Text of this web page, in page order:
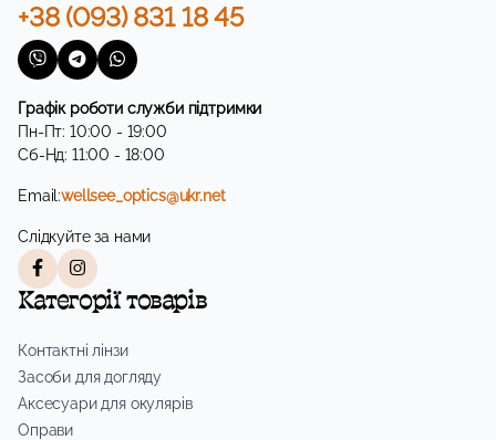
+38 (093) 831 18 45
Графік роботи служби підтримки
Пн-Пт: 10:00 - 19:00
Сб-Нд: 11:00 - 18:00
Email:wellsee_optics@ukr.net
Слідкуйте за нами
Категорії товарів
Контактні лінзи
Засоби для догляду
Аксесуари для окулярів
Оправи